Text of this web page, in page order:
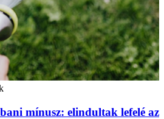
mínusz: elindultak lefelé az